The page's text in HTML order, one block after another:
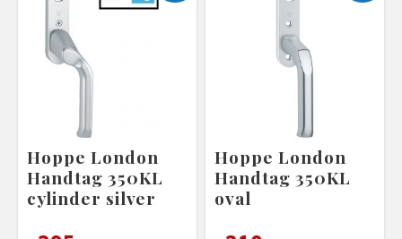
Hoppe London
Handtag 350KL
cylinder silver
Hoppe London
Handtag 350KL
oval